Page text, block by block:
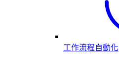
工作流程自動化